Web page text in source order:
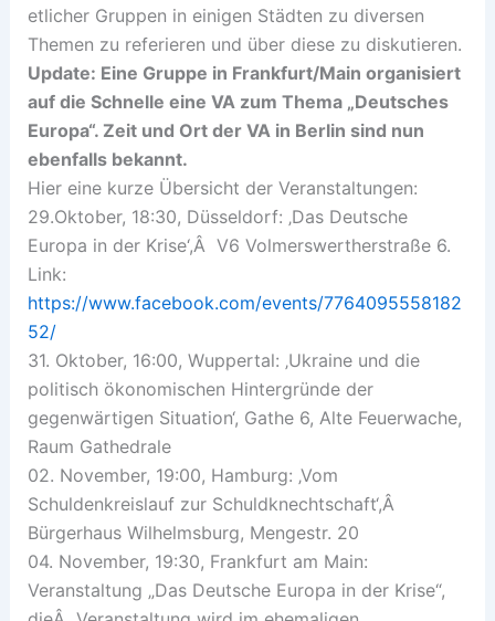
etlicher Gruppen in einigen Städten zu diversen
Themen zu referieren und über diese zu diskutieren.
Update: Eine Gruppe in Frankfurt/Main organisiert
auf die Schnelle eine VA zum Thema „Deutsches
Europa“. Zeit und Ort der VA in Berlin sind nun
ebenfalls bekannt.
Hier eine kurze Übersicht der Veranstaltungen:
29.Oktober, 18:30, Düsseldorf: ‚Das Deutsche
Europa in der Krise‘,Â V6 Volmerswertherstraße 6.
Link:
https://www.facebook.com/events/7764095558182
52/
31. Oktober, 16:00, Wuppertal: ‚Ukraine und die
politisch ökonomischen Hintergründe der
gegenwärtigen Situation‘, Gathe 6, Alte Feuerwache,
Raum Gathedrale
02. November, 19:00, Hamburg: ‚Vom
Schuldenkreislauf zur Schuldknechtschaft‘,Â
Bürgerhaus Wilhelmsburg, Mengestr. 20
04. November, 19:30, Frankfurt am Main:
Veranstaltung „Das Deutsche Europa in der Krise“,